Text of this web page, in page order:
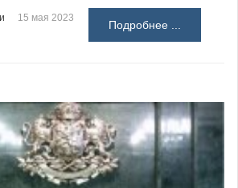
15 мая 2023
Подробнее ...